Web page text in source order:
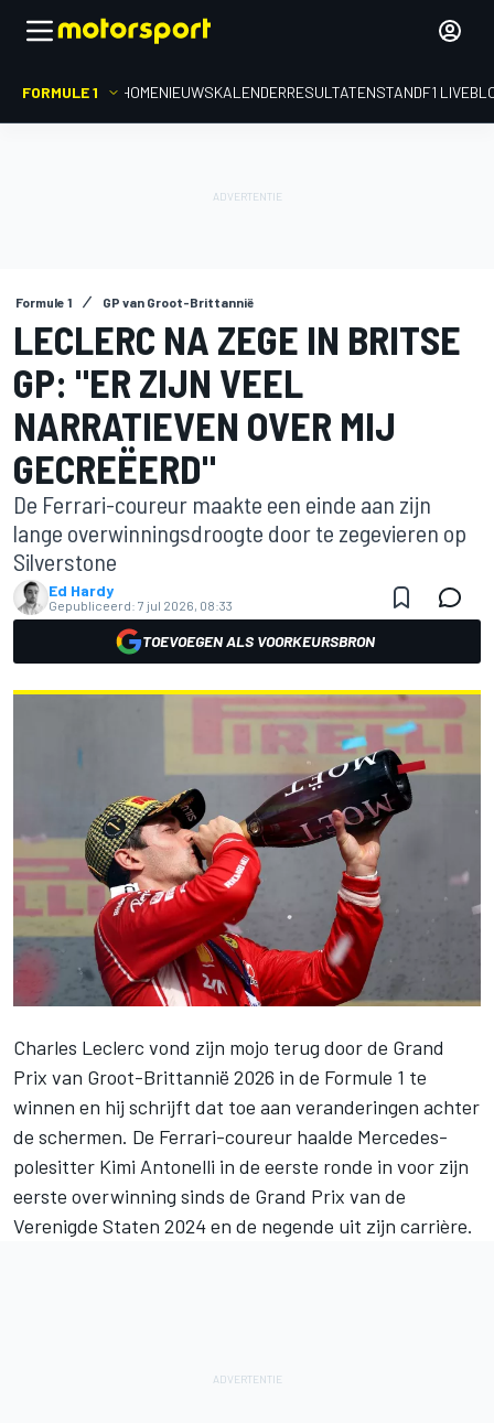
FORMULE 1 HOMENIEUWSKALENDERRESULTATENSTANDF1
Formule 1 GP van Groot-Brittannië
LECLERC NA ZEGE IN BRITSE
GP: "ER ZIJN VEEL
NARRATIEVEN OVER MIJ
GECREËERD"
De Ferrari-coureur maakte een einde aan zijn
lange overwinningsdroogte door te zegevieren op
Silverstone
Ed Hardy
Gepubliceerd: 7 jul 2026, 08:33
TOEVOEGEN ALS VOORKEURSBRON
Charles Leclerc vond zijn mojo terug door de Grand
Prix van Groot-Brittannië 2026 in de Formule 1 te
winnen en hij schrijft dat toe aan veranderingen achter
de schermen. De Ferrari-coureur haalde Mercedes-
polesitter Kimi Antonelli in de eerste ronde in voor zijn
eerste overwinning sinds de Grand Prix van de
Verenigde Staten 2024 en de negende uit zijn carrière.